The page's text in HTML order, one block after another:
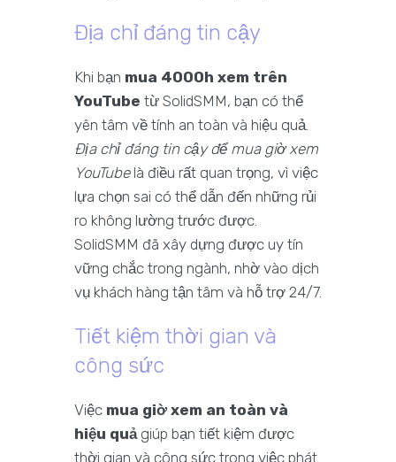
Địa chỉ đáng tin cậy
Khi bạn mua 4000h xem trên
YouTube từ SolidSMM, bạn có thể
yên tâm về tính an toàn và hiệu quả.
Địa chỉ đáng tin cậy để mua giờ xem
YouTubelà điều rất quan trọng, vì việc
lựa chọn sai có thể dẫn đến những rủi
ro không lường trước được.
SolidSMM đã xây dựng được uy tín
vững chắc trong ngành, nhờ vào dịch
vụ khách hàng tận tâm và hỗ trợ 24/7.
Tiết kiệm thời gian và
công sức
Việc mua giờ xem an toàn và
hiệu quảgiúp bạn tiết kiệm được
thời gian và công sức trong việc phát